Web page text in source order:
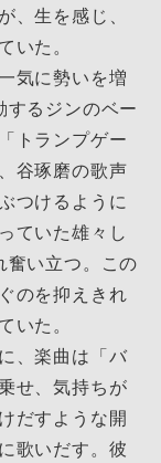
、生を感じ、
いた。
気に勢いを増
るジンのベー
トランプゲー
谷琢磨の歌声
つけるように
ていた雄々し
奮い立つ。この
のを抑えきれ
いた。
、楽曲は「バ
せ、気持ちが
だすような開
歌いだす。彼